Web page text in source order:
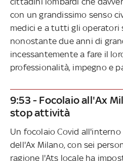
con un grandissimo senso
medici e a tutti gli operatori
nonostante due anni di
incessantemente a fare il
professionalità, impegno e
9:53 - Focolaio all'Ax
stop attività
Un focolaio Covid
dell'Ax Milano, con sei
ragione l'Ats locale ha